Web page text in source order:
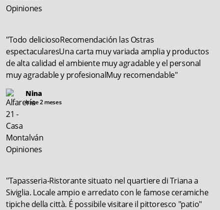
"Todo deliciosoRecomendación las Ostras
espectacularesUna carta muy variada amplia y productos
de alta calidad el ambiente muy agradable y el personal
muy agradable y profesionalMuy recomendable"
Nina
hace 2 meses
"Tapasseria-Ristorante situato nel quartiere di Triana a
Siviglia. Locale ampio e arredato con le famose ceramiche
tipiche della città. É possibile visitare il pittoresco "patio"